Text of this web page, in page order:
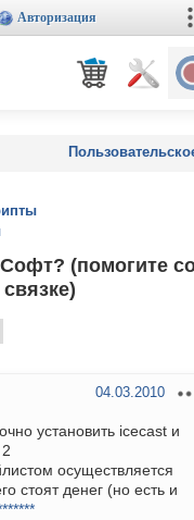
Авторизация
(помогите
04.03.2010
установить icecast и
осуществляется
стоят денег (но есть и